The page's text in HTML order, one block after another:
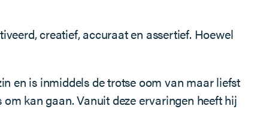
creatief, accuraat en assertief. Hoewel
en is inmiddels de trotse oom van maar liefst
kan gaan. Vanuit deze ervaringen heeft hij